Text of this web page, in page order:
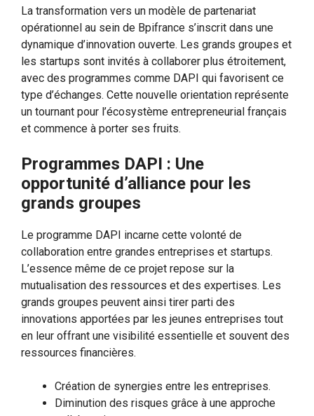
La transformation vers un modèle de partenariat
opérationnel au sein de Bpifrance s’inscrit dans une
dynamique d’innovation ouverte. Les grands groupes et
les startups sont invités à collaborer plus étroitement,
avec des programmes comme DAPI qui favorisent ce
type d’échanges. Cette nouvelle orientation représente
un tournant pour l’écosystème entrepreneurial français
et commence à porter ses fruits.
Programmes DAPI : Une
opportunité d’alliance pour les
grands groupes
Le programme DAPI incarne cette volonté de
collaboration entre grandes entreprises et startups.
L’essence même de ce projet repose sur la
mutualisation des ressources et des expertises. Les
grands groupes peuvent ainsi tirer parti des
innovations apportées par les jeunes entreprises tout
en leur offrant une visibilité essentielle et souvent des
ressources financières.
Création de synergies entre les entreprises.
Diminution des risques grâce à une approche